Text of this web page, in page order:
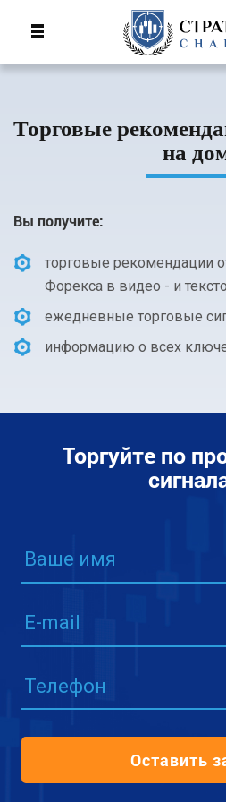
Торговые
на
Вы получите:
торговые рекомендации
Форекса в видео - и
ежедневные торговые
информацию о всех
Торгуйте по
Ваше имя
E-mail
Телефон
Оставить